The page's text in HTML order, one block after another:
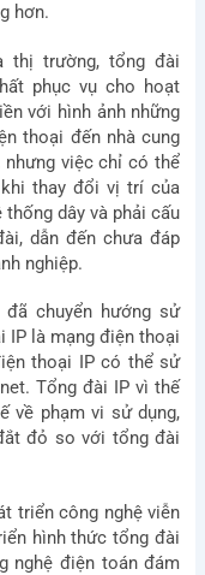
hơn.
thị trường, tổng đài
phục vụ cho hoạt
với hình ảnh những
thoại đến nhà cung
nhưng việc chỉ có thể
thay đổi vị trí của
dây và phải cấu
dẫn đến chưa đáp
nghiệp.
chuyển hướng sử
IP là mạng điện thoại
thoại IP có thể sử
Tổng đài IP vì thế
về phạm vi sử dụng,
đỏ so với tổng đài
triển công nghệ viễn
hình thức tổng đài
nghệ điện toán đám